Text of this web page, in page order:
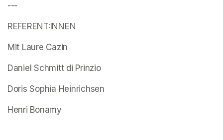
---
REFERENT:INNEN
Mit Laure Cazin
Daniel Schmitt di Prinzio
Doris Sophia Heinrichsen
Henri Bonamy